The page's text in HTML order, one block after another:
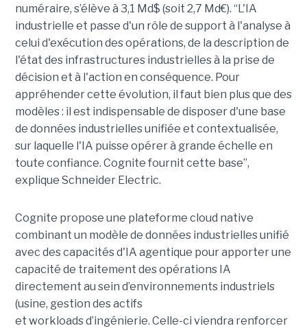
numéraire, s’élève à 3,1 Md$ (soit 2,7 Md€). “L'IA
industrielle et passe d'un rôle de support à l'analyse à
celui d'exécution des opérations, de la description de
l'état des infrastructures industrielles à la prise de
décision et à l'action en conséquence. Pour
appréhender cette évolution, il faut bien plus que des
modèles : il est indispensable de disposer d'une base
de données industrielles unifiée et contextualisée,
sur laquelle l'IA puisse opérer à grande échelle en
toute confiance. Cognite fournit cette base”,
explique Schneider Electric.
Cognite propose une plateforme cloud native
combinant un modèle de données industrielles unifié
avec des capacités d'IA agentique pour apporter une
capacité de traitement des opérations IA
directement au sein d’environnements industriels
(usine, gestion des actifs
et workloads d’ingénierie. Celle-ci viendra renforcer